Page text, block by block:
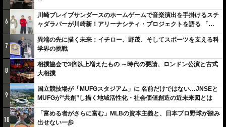
6
川崎ブレイブサンダースのホームゲームで音楽演出を手掛けるスチ
ャダラパーが川崎新！アリーナシティ・プロジェクトを語る 「楽
しみでしかないでしょ。川崎は、ずっと成長曲線だから」
7
異端の先に描く未来：イチロー、野茂、そしてスポーツを支える科
学界の挑戦
8
相撲協会で3倍以上増えたもの ～時代の要請、ロンドン公演と古式
大相撲
9
国立競技場が「MUFGスタジアム」に 名前だけではない…JNSEと
MUFGが“共創”し描く地域活性化・社会価値創造の近未来図とは
10
「富める者がさらに富む」MLBの資本主義と、日本プロ野球が踏み
出せない一歩